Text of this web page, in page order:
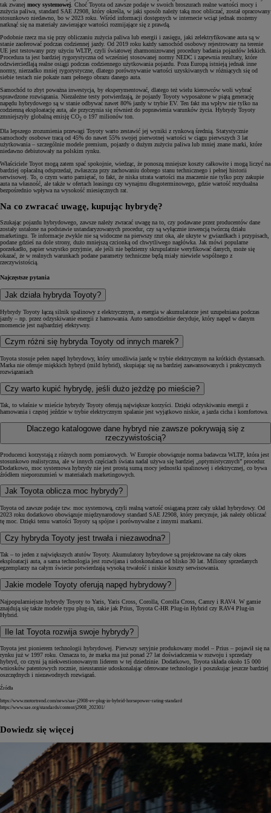
tak zwanej mocy systemowej. Choć Toyota od zawsze podaje w swoich broszurach realne wartości mocy i
zużycia paliwa, standard SAE J2908, który określa, w jaki sposób należy taką moc obliczać, został opracowany
stosunkowo niedawno, bo w 2023 roku. Wśród informacji dostępnych w internecie wciąż jednak możemy
natknąć się na materiały zawierające wartości rozmijające się z prawdą.
Podobnie rzecz ma się przy obliczaniu zużycia paliwa lub energii i zasięgu, jaki zelektryfikowane auta są w
stanie zaoferować podczas codziennej jazdy. Od 2019 roku każdy samochód osobowy rejestrowany na terenie
UE jest testowany przy użyciu WLTP, czyli światowej zharmonizowanej procedury badania pojazdów lekkich.
Procedura ta jest bardziej rygorystyczna od wcześniej stosowanej normy NEDC i zapewnia rezultaty, które
odzwierciedlają realne osiągi podczas codziennego użytkowania pojazdu. Poza Europą istnieją jednak inne
normy, nierzadko mniej rygorystyczne, dlatego porównywanie wartości uzyskiwanych w różniących się od
siebie testach nie pokaże nam pełnego obrazu danego auta.
Samochód to zbyt poważna inwestycja, by eksperymentować, dlatego też wielu kierowców woli wybrać
sprawdzone rozwiązania. Niezależne testy potwierdzają, że pojazdy Toyoty wyposażone w piątą generację
napędu hybrydowego są w stanie odbywać nawet 80% jazdy w trybie EV. Ten fakt ma wpływ nie tylko na
codzienną eksploatację auta, ale przyczynia się również do poprawienia warunków życia. Hybrydy Toyoty
zmniejszyły globalną emisję CO2 o 197 milionów ton.
Dla lepszego zrozumienia przewagi Toyoty warto zestawić jej wyniki z rynkową średnią. Statystycznie
samochody osobowe tracą od 45% do nawet 55% swojej pierwotnej wartości w ciągu pierwszych 3 lat
użytkowania – szczególnie modele premium, pojazdy o dużym zużyciu paliwa lub mniej znane marki, które
niedawno debiutowały na polskim rynku.
Właściciele Toyot mogą zatem spać spokojnie, wiedząc, że ponoszą mniejsze koszty całkowite i mogą liczyć na
bardziej opłacalną odsprzedaż, zwłaszcza przy zachowaniu dobrego stanu technicznego i pełnej historii
serwisowej. To, o czym warto pamiętać, to fakt, że niska utrata wartości ma znaczenie nie tylko przy zakupie
auta na własność, ale także w ofertach leasingu czy wynajmu długoterminowego, gdzie wartość rezydualna
bezpośrednio wpływa na wysokość miesięcznych rat.
Na co zwracać uwagę, kupując hybrydę?
Szukając pojazdu hybrydowego, zawsze należy zwracać uwagę na to, czy podawane przez producentów dane
zostały ustalone na podstawie ustandaryzowanych procedur, czy są wyłącznie inwencją twórczą działu
marketingu. Te informacje zwykle nie są widoczne na pierwszy rzut oka, ale ukryte w gwiazdkach i przypisach,
podane gdzieś na dole strony, dużo mniejszą czcionką od chwytliwego nagłówka. Jak mówi popularne
porzekadło, papier wszystko przyjmie, ale jeśli nie będziemy skrupulatnie weryfikować danych, może się
okazać, że w realnych warunkach podane parametry techniczne będą miały niewiele wspólnego z
rzeczywistością.
Najczęstsze pytania
Jak działa hybryda Toyoty?
Hybrydy Toyoty łączą silnik spalinowy z elektrycznym, a energia w akumulatorze jest uzupełniana podczas
jazdy – np. przez odzyskiwanie energii z hamowania. Auto samodzielnie decyduje, który napęd w danym
momencie jest najbardziej efektywny.
Czym różni się hybryda Toyoty od innych marek?
Toyota stosuje pełen napęd hybrydowy, który umożliwia jazdę w trybie elektrycznym na krótkich dystansach.
Marka nie oferuje miękkich hybryd (mild hybrid), skupiając się na bardziej zaawansowanych i praktycznych
rozwiązaniach
Czy warto kupić hybrydę, jeśli dużo jeżdżę po mieście?
Tak, to właśnie w mieście hybrydy Toyoty oferują największe korzyści. Dzięki odzyskiwaniu energii z
hamowania i częstej jeździe w trybie elektrycznym spalanie jest wyjątkowo niskie, a jazda cicha i komfortowa.
Dlaczego katalogowe dane hybryd nie zawsze pokrywają się z
rzeczywistością?
Producenci korzystają z różnych norm pomiarowych. W Europie obowiązuje norma badawcza WLTP, która jest
stosunkowo realistyczna, ale w innych częściach świata nadal używa się bardziej „optymistycznych” procedur.
Dodatkowo, moc systemowa hybrydy nie jest prostą sumą mocy jednostki spalinowej i elektrycznej, co bywa
źródłem nieporozumień w materiałach marketingowych.
Jak Toyota oblicza moc hybrydy?
Toyota od zawsze podaje tzw. moc systemową, czyli realną wartość osiąganą przez cały układ hybrydowy. Od
2023 roku dodatkowo obowiązuje międzynarodowy standard SAE J2908, który precyzuje, jak należy obliczać
tę moc. Dzięki temu wartości Toyoty są spójne i porównywalne z innymi markami.
Czy hybryda Toyoty jest trwała i niezawodna?
Tak – to jeden z największych atutów Toyoty. Akumulatory hybrydowe są projektowane na cały okres
eksploatacji auta, a sama technologia jest rozwijana i udoskonalana od blisko 30 lat. Miliony sprzedanych
egzemplarzy na całym świecie potwierdzają wysoką trwałość i niskie koszty serwisowania.
Jakie modele Toyoty oferują napęd hybrydowy?
Najpopularniejsze hybrydy Toyoty to Yaris, Yaris Cross, Corolla, Corolla Cross, Camry i RAV4. W gamie
znajdują się także modele typu plug-in, takie jak Prius, Toyota C-HR Plug-in Hybrid czy RAV4 Plug-in
Hybrid.
Ile lat Toyota rozwija swoje hybrydy?
Toyota jest pionierem technologii hybrydowej. Pierwszy seryjnie produkowany model – Prius – pojawił się na
rynku już w 1997 roku. Oznacza to, że marka ma już ponad 27 lat doświadczenia w rozwoju i sprzedaży
hybryd, co czyni ją niekwestionowanym liderem w tej dziedzinie. Dodatkowo, Toyota składa około 15 000
wniosków patentowych rocznie, nieustannie udoskonalając oferowane technologie i poszukując jeszcze bardziej
oszczędnych i niezawodnych rozwiązań.
Źródła
https://www.motortrend.com/news/sae-j2908-ev-plug-in-hybrid-horsepower-rating-standard
https://www.sae.org/standards/content/j2908_202301/
Dowiedz się więcej